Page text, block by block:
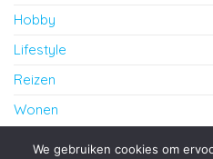
Hobby
Lifestyle
Reizen
Wonen
cursus Frans in Amersfoort
We gebruiken cookies om